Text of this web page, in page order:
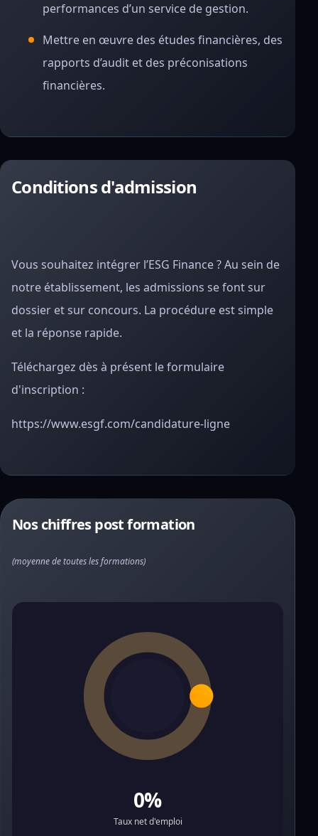
performances d’un service de gestion.
Mettre en œuvre des études financières, des
rapports d’audit et des préconisations
financières.
Conditions d'admission
Vous souhaitez intégrer l’ESG Finance ? Au sein de
notre établissement, les admissions se font sur
dossier et sur concours. La procédure est simple
et la réponse rapide.
Téléchargez dès à présent le formulaire
d'inscription :
https://www.esgf.com/candidature-ligne
Nos chiffres post formation
(moyenne de toutes les formations)
0%
Taux net d'emploi